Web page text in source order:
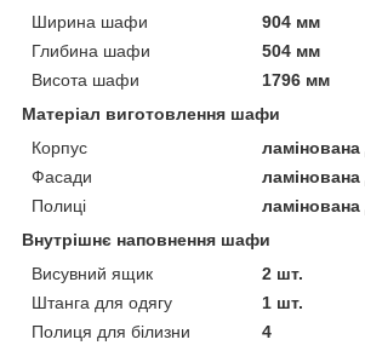
Ширина шафи
904 мм
Глибина шафи
504 мм
Висота шафи
1796 мм
Матеріал виготовлення шафи
Корпус
Фасади
Полиці
Внутрішнє наповнення шафи
Висувний ящик
2 шт.
Штанга для одягу
1 шт.
Полиця для білизни
4